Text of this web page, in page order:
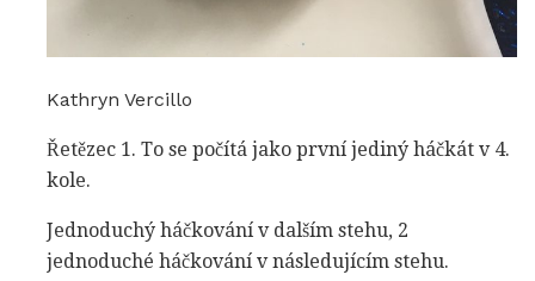
Kathryn Vercillo
Řetězec 1. To se počítá jako první jediný háčkát v 4.
kole.
Jednoduchý háčkování v dalším stehu, 2
jednoduché háčkování v následujícím stehu.